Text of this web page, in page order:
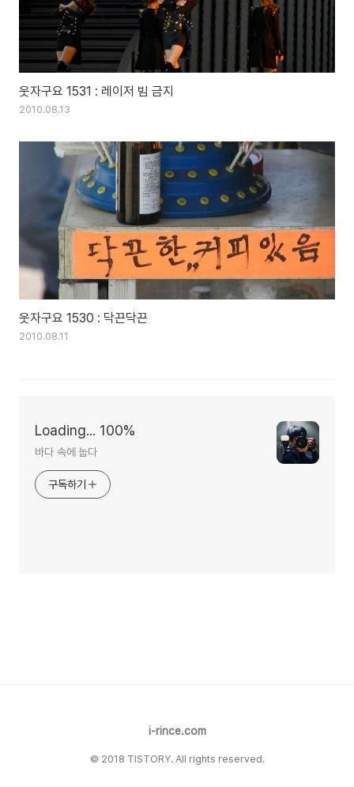
웃자구요 1531 : 레이저 빔 금지
2010.08.13
웃자구요 1530 : 닥끈닥끈
2010.08.11
Loading... 100%
바다 속에 눕다
구독하기
i-rince.com
© 2018 TISTORY. All rights reserved.